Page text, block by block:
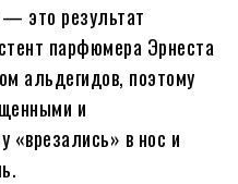
— это результат
парфюмера Эрнеста
альдегидов, поэтому
и
«врезались» в нос и